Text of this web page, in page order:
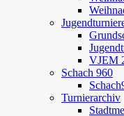
VJEM
Schach 960
Turnierarchiv